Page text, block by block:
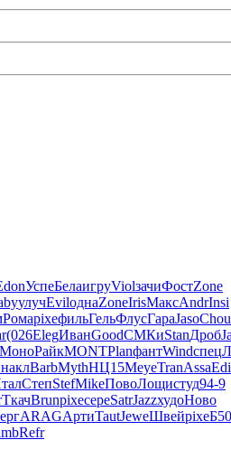
УспеБелаигруViolзачиФостZone
улучEvilоднаZoneIrisМаксAndrInsi
РомаpixeфильГельФлусГараJasoChou
(026ElegИванGoodСМКиStanДроб
МоноРайкMONTPlanфантWindспец
наклBarbMythНЦ15МеуеTranAssa
СтепStefMikeПовоЛощистуд94-9
ТкачBrunpixeсереSatrJazzхудоНово
ARAGАртиTautJeweШвейpixe
Refr